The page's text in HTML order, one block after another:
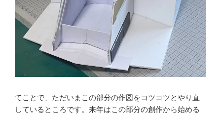
てことで、ただいまこの部分の作図をコツコツとやり直
しているところです。来年はこの部分の創作から始める